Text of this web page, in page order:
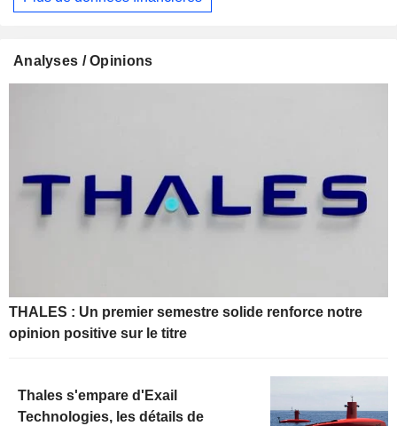
Analyses / Opinions
THALES : Un premier semestre solide renforce notre
opinion positive sur le titre
Thales s'empare d'Exail
Technologies, les détails de